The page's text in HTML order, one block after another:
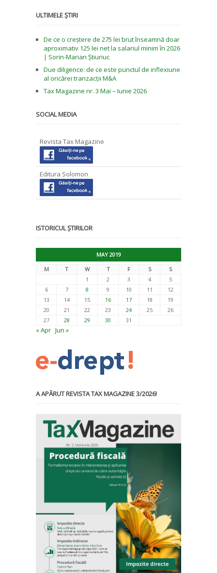
ULTIMELE ȘTIRI
De ce o creștere de 275 lei brut înseamnă doar
aproximativ 125 lei net la salariul minim în 2026
| Sorin-Marian Știuriuc
Due diligence: de ce este punctul de inflexiune
al oricărei tranzacții M&A
Tax Magazine nr. 3 Mai – Iunie 2026
SOCIAL MEDIA
Revista Tax Magazine
Editura Solomon
ISTORICUL ȘTIRILOR
MAY 2019
M
T W T F S
S
1
2 3 4
5
6
7 8 9 10 11
12
13
14 15 16 17 18
19
20
21 22 23 24 25
26
27
28 29 30 31
« Apr Jun »
A APĂRUT REVISTA TAX MAGAZINE 3/2026!